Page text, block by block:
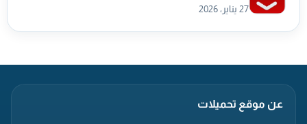
27 يناير، 2026
عن موقع تحميلات